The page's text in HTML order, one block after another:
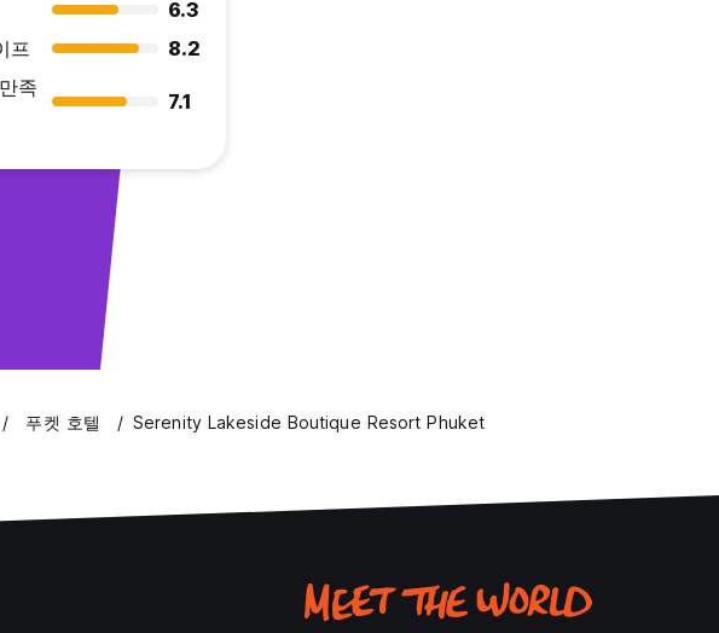
6.3
프
8.2
족
7.1
푸켓 호텔 Serenity Lakeside Boutique Resort Phuket